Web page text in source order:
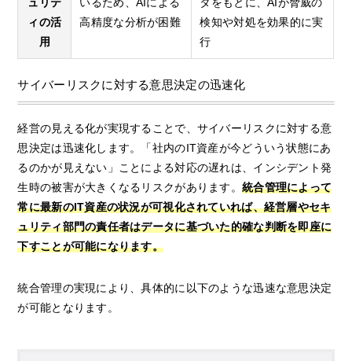
ィの活
用
高精度な分析が困難
検知や対処を効果的に実
行
サイバーリスクに対する意思決定の迅速化
経営の見える化が実現することで、サイバーリスクに対する意
思決定は迅速化します。「社内のIT資産が今どういう状態にあ
るのかが見えない」ことによる対応の遅れは、インシデント発
生時の被害が大きくなるリスクがあります。統合管理によって
常に最新のIT資産の状況が可視化されていれば、経営層やセキ
ュリティ部門の責任者はデータに基づいた的確な判断を即座に
下すことが可能になります。
統合管理の実現により、具体的に以下のような迅速な意思決定
が可能となります。